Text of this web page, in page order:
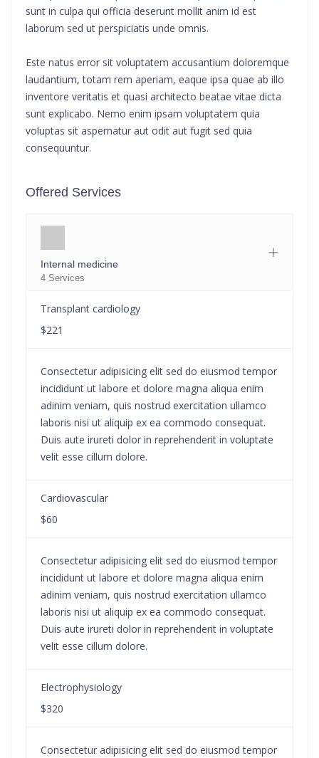
sunt in culpa qui officia deserunt mollit anim id est
laborum sed ut perspiciatis unde omnis.
Este natus error sit voluptatem accusantium doloremque
laudantium, totam rem aperiam, eaque ipsa quae ab illo
inventore veritatis et quasi architecto beatae vitae dicta
sunt explicabo. Nemo enim ipsam voluptatem quia
voluptas sit aspernatur aut odit aut fugit sed quia
consequuntur.
Offered Services
Internal medicine
4 Services
Transplant cardiology
$221
Consectetur adipisicing elit sed do eiusmod tempor
incididunt ut labore et dolore magna aliqua enim
adinim veniam, quis nostrud exercitation ullamco
laboris nisi ut aliquip ex ea commodo consequat.
Duis aute irureti dolor in reprehenderit in voluptate
velit esse cillum dolore.
Cardiovascular
$60
Consectetur adipisicing elit sed do eiusmod tempor
incididunt ut labore et dolore magna aliqua enim
adinim veniam, quis nostrud exercitation ullamco
laboris nisi ut aliquip ex ea commodo consequat.
Duis aute irureti dolor in reprehenderit in voluptate
velit esse cillum dolore.
Electrophysiology
$320
Consectetur adipisicing elit sed do eiusmod tempor